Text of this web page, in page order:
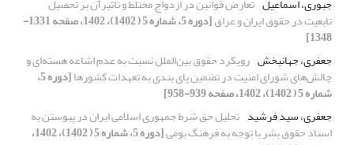
تابعیت در حقوق ایران و عراق [دوره 5، شماره 5 ( 1402)، 1402، صفحه 1331-
1348]
جعفری، جهانبخش رویکرد حقوق بین‌الملل نسبت به عدم اشاعه هسته‌ای و
چالش‌های شورای امنیت در تضمین پای بندی به تعهدات کشورها [دوره 5،
شماره 5 ( 1402)، 1402، صفحه 939-958]
جعفری، سید فرشید تحلیل حق شرط جمهوری اسلامی ایران در پیوستن به
اسناد حقوق بشر با توجه به فرهنگ بومی [دوره 5، شماره 5 ( 1402)، 1402،